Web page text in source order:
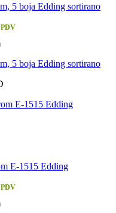
5 boja Edding sortirano
5 boja Edding sortirano
E-1515 Edding